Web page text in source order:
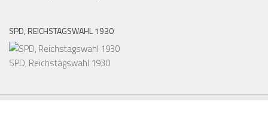
SPD, REICHSTAGSWAHL 1930
SPD, Reichstagswahl 1930